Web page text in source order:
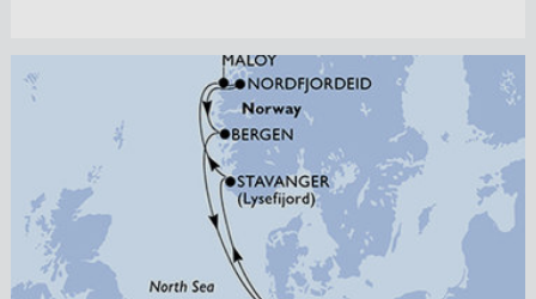
ZOBRAZIT DETAIL
04.10.2026 – 11.10.2026
829 €/OS.